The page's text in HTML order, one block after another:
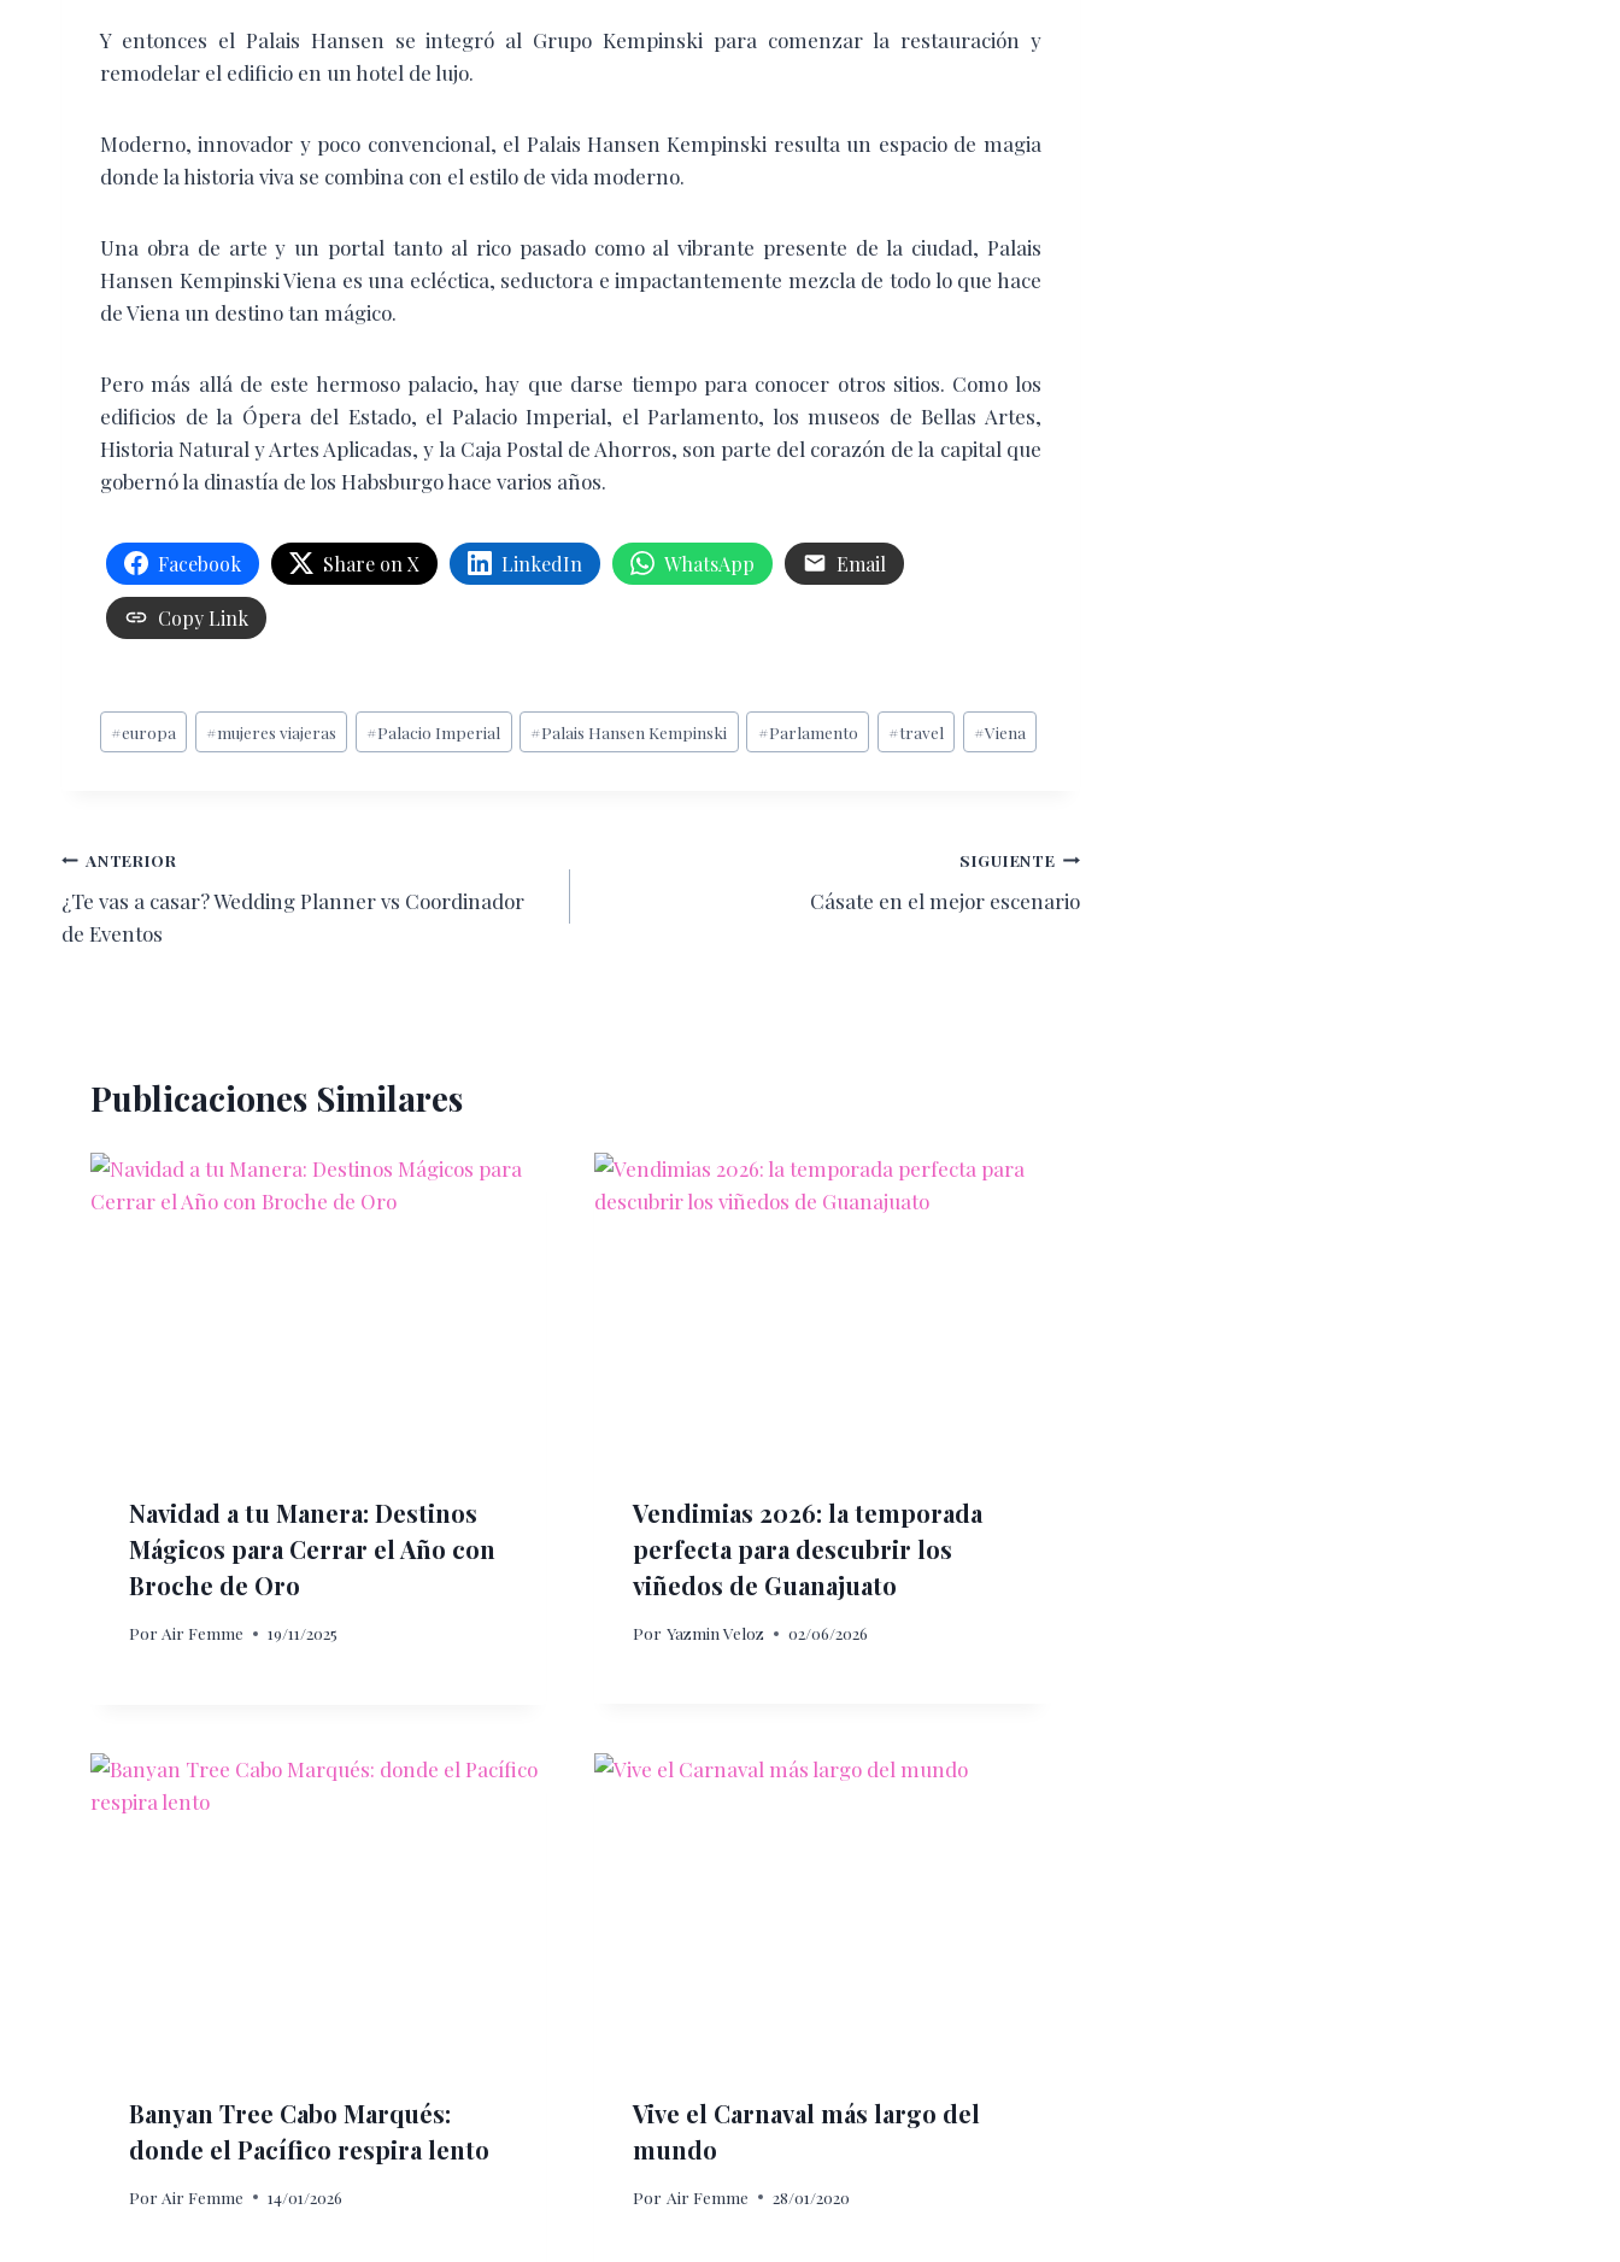
Y entonces el Palais Hansen se integró al Grupo Kempinski para comenzar la restauración y
remodelar el edificio en un hotel de lujo.
Moderno, innovador y poco convencional, el Palais Hansen Kempinski resulta un espacio de magia
donde la historia viva se combina con el estilo de vida moderno.
Una obra de arte y un portal tanto al rico pasado como al vibrante presente de la ciudad, Palais
Hansen Kempinski Viena es una ecléctica, seductora e impactantemente mezcla de todo lo que hace
de Viena un destino tan mágico.
Pero más allá de este hermoso palacio, hay que darse tiempo para conocer otros sitios. Como los
edificios de la Ópera del Estado, el Palacio Imperial, el Parlamento, los museos de Bellas Artes,
Historia Natural y Artes Aplicadas, y la Caja Postal de Ahorros, son parte del corazón de la capital que
gobernó la dinastía de los Habsburgo hace varios años.
Facebook Share on X LinkedIn WhatsApp Email
Copy Link
Etiquetas
de
#europa #mujeres viajeras #Palacio Imperial #Palais Hansen Kempinski #Parlamento #travel #Viena
Navegación
de
ANTERIOR
¿Te vas a casar? Wedding Planner vs Coordinador
de Eventos
SIGUIENTE
Cásate en el mejor escenario
Publicaciones Similares
Navidad a tu Manera: Destinos
Mágicos para Cerrar el Año con
Broche de Oro
Por Air Femme 19/11/2025
Vendimias 2026: la temporada
perfecta para descubrir los
viñedos de Guanajuato
Por Yazmin Veloz 02/06/2026
Banyan Tree Cabo Marqués:
donde el Pacífico respira lento
Por Air Femme 14/01/2026
Vive el Carnaval más largo del
mundo
Por Air Femme 28/01/2020